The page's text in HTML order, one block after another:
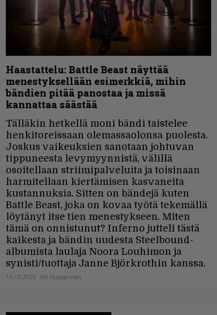
Haastattelu: Battle Beast näyttää
menestyksellään esimerkkiä, mihin
bändien pitää panostaa ja missä
kannattaa säästää
Tälläkin hetkellä moni bändi taistelee
henkitoreissaan olemassaolonsa puolesta.
Joskus vaikeuksien sanotaan johtuvan
tippuneesta levymyynnistä, välillä
osoitellaan striimipalveluita ja toisinaan
harmitellaan kiertämisen kasvaneita
kustannuksia. Sitten on bändejä kuten
Battle Beast, joka on kovaa työtä tekemällä
löytänyt itse tien menestykseen. Miten
tämä on onnistunut? Inferno jutteli tästä
kaikesta ja bändin uudesta Steelbound-
albumista laulaja Noora Louhimon ja
synisti/tuottaja Janne Björkrothin kanssa.
16.10.2025 Aki Nuopponen